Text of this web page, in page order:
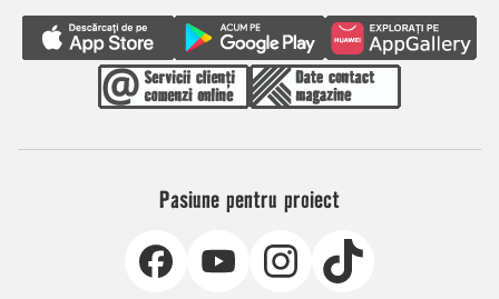
Pasiune pentru proiect